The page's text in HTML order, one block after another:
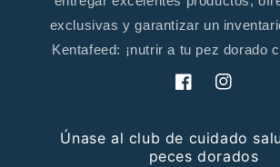
exclusivas y garantizar un
Kentafeed: ¡nutrir a tu pez dorado
FacebookInstagram
Únase al club de cuidado
peces dorados